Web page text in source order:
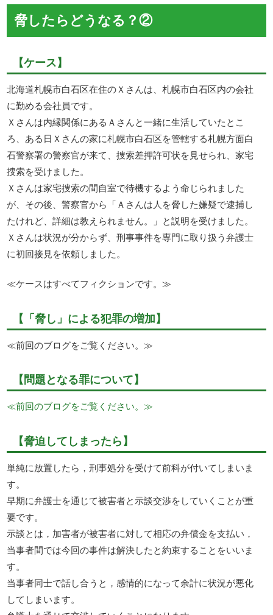
脅したらどうなる？②
【ケース】
北海道札幌市白石区在住のＸさんは、札幌市白石区内の会社
に勤める会社員です。
Ｘさんは内縁関係にあるＡさんと一緒に生活していたとこ
ろ、ある日Ｘさんの家に札幌市白石区を管轄する札幌方面白
石警察署の警察官が来て、捜索差押許可状を見せられ、家宅
捜索を受けました。
Ｘさんは家宅捜索の間自室で待機するよう命じられました
が、その後、警察官から「Ａさんは人を脅した嫌疑で逮捕し
たけれど、詳細は教えられません。」と説明を受けました。
Ｘさんは状況が分からず、刑事事件を専門に取り扱う弁護士
に初回接見を依頼しました。
≪ケースはすべてフィクションです。≫
【「脅し」による犯罪の増加】
≪前回のブログをご覧ください。≫
【問題となる罪について】
≪前回のブログをご覧ください。≫
【脅迫してしまったら】
単純に放置したら，刑事処分を受けて前科が付いてしまいま
す。
早期に弁護士を通じて被害者と示談交渉をしていくことが重
要です。
示談とは，加害者が被害者に対して相応の弁償金を支払い，
当事者間では今回の事件は解決したと約束することをいいま
す。
当事者同士で話し合うと，感情的になって余計に状況が悪化
してしまいます。